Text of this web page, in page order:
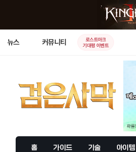
뉴스 커뮤니티
로스트아크
기대평 이벤트
홈 가이드 기술 아이템